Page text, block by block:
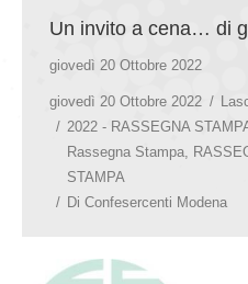
Un invito a cena… di
giovedì 20 Ottobre 2022
giovedì 20 Ottobre 2022
2022 - RASSEGNA
Rassegna Stampa,
STAMPA
Di Confesercenti Modena